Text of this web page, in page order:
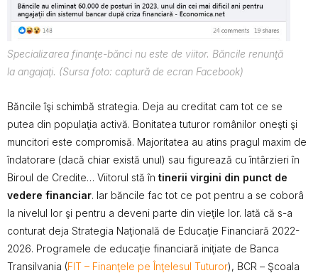
Specializarea finanţe-bănci nu este de viitor. Băncile renunţă
la angajaţi. (Sursa foto: captură de ecran Facebook)
Băncile îşi schimbă strategia. Deja au creditat cam tot ce se
putea din populaţia activă. Bonitatea tuturor românilor oneşti şi
muncitori este compromisă. Majoritatea au atins pragul maxim de
îndatorare (dacă chiar există unul) sau figurează cu întârzieri în
Biroul de Credite… Viitorul stă în tinerii virgini din punct de
vedere financiar. Iar băncile fac tot ce pot pentru a se coborâ
la nivelul lor şi pentru a deveni parte din vieţile lor. Iată că s-a
conturat deja Strategia Naţională de Educaţie Financiară 2022-
2026. Programele de educaţie financiară iniţiate de Banca
Transilvania (FIT – Finanţele pe Înţelesul Tuturor), BCR – Şcoala